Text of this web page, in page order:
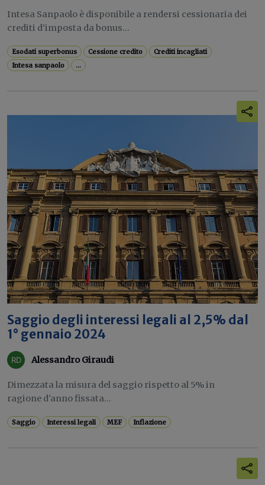
Intesa Sanpaolo è disponibile a rendersi cessionaria dei
crediti d’imposta da bonus...
Esodati superbonus Cessione credito
Crediti incagliati
Intesa sanpaolo
...
Saggio degli interessi legali al 2,5% dal
1° gennaio 2024
Alessandro Giraudi
Dimezzata la misura del saggio rispetto al 5% in
ragione d'anno fissata...
Saggio Interessi legali MEF Inflazione